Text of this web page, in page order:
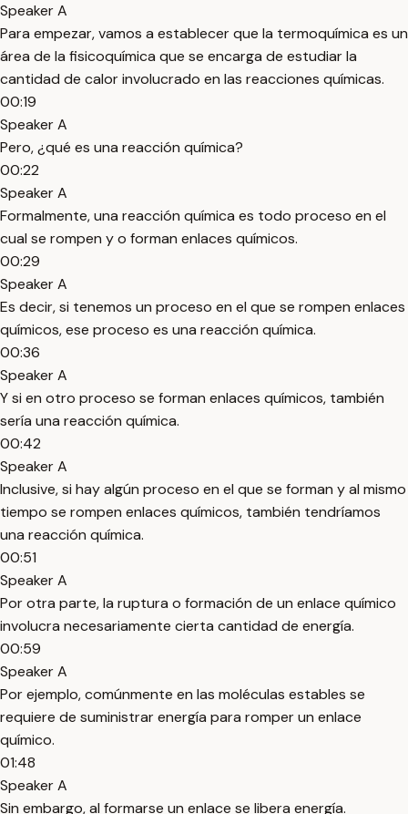
Speaker A
Para empezar, vamos a establecer que la termoquímica es un
área de la fisicoquímica que se encarga de estudiar la
cantidad de calor involucrado en las reacciones químicas.
00:19
Speaker A
Pero, ¿qué es una reacción química?
00:22
Speaker A
Formalmente, una reacción química es todo proceso en el
cual se rompen y o forman enlaces químicos.
00:29
Speaker A
Es decir, si tenemos un proceso en el que se rompen enlaces
químicos, ese proceso es una reacción química.
00:36
Speaker A
Y si en otro proceso se forman enlaces químicos, también
sería una reacción química.
00:42
Speaker A
Inclusive, si hay algún proceso en el que se forman y al mismo
tiempo se rompen enlaces químicos, también tendríamos
una reacción química.
00:51
Speaker A
Por otra parte, la ruptura o formación de un enlace químico
involucra necesariamente cierta cantidad de energía.
00:59
Speaker A
Por ejemplo, comúnmente en las moléculas estables se
requiere de suministrar energía para romper un enlace
químico.
01:48
Speaker A
Sin embargo, al formarse un enlace se libera energía.